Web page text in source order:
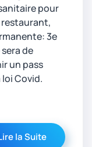
pour
3e
de
un pass
loi Covid.
la Suite